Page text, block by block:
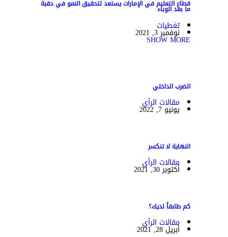
قطاع التعليم في الإمارات يستعد لتحقيق النمو في حقبة
ما بعد الوباء
تغطيات
نوفمبر 3, 2021
SHOW MORE
الضرب الداخلي
مقالات الرأي
يونيو 7, 2022
النهاية لا تنكسر
مقالات الرأي
أكتوبر 30, 2021
كم طابقاً لديك؟
مقالات الرأي
أبريل 28, 2021